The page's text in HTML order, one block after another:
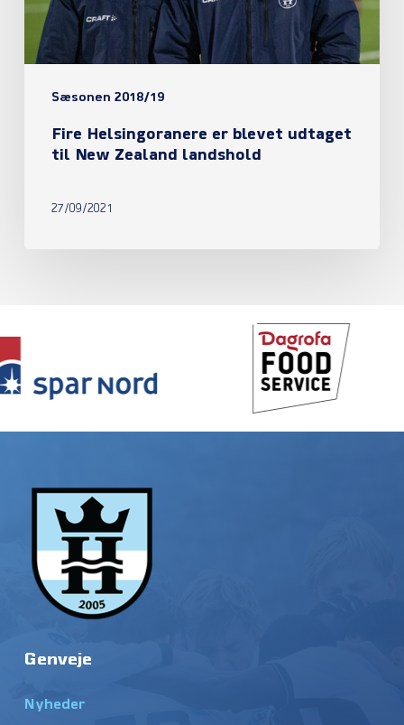
Sæsonen 2018/19
New
Zealand
Fire Helsingoranere er blevet udtaget
til New Zealand landshold
27/09/2021
Genveje
Nyheder